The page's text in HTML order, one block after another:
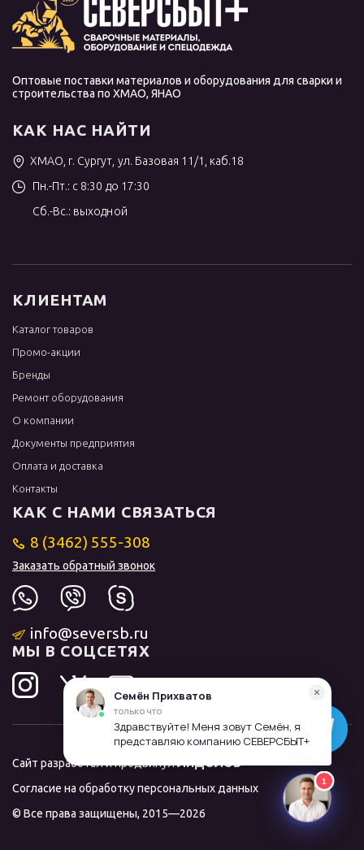
Оптовые поставки материалов и оборудования для сварки и
строительства по ХМАО, ЯНАО
КАК НАС НАЙТИ
ХМАО, г. Сургут, ул. Базовая 11/1, каб.18
Пн.-Пт.: с 8:30 до 17:30
Сб.-Вс.: выходной
КЛИЕНТАМ
Каталог товаров
Промо-акции
Бренды
Ремонт оборудования
О компании
Документы предприятия
Оплата и доставка
Контакты
КАК С НАМИ СВЯЗАТЬСЯ
8 (3462) 555-308
Заказать обратный звонок
info@seversb.ru
МЫ В СОЦСЕТЯХ
Сайт разработал и продвинулЛИДОЛОВ
Согласие на обработку персональных данных
© Все права защищены, 2015—2026